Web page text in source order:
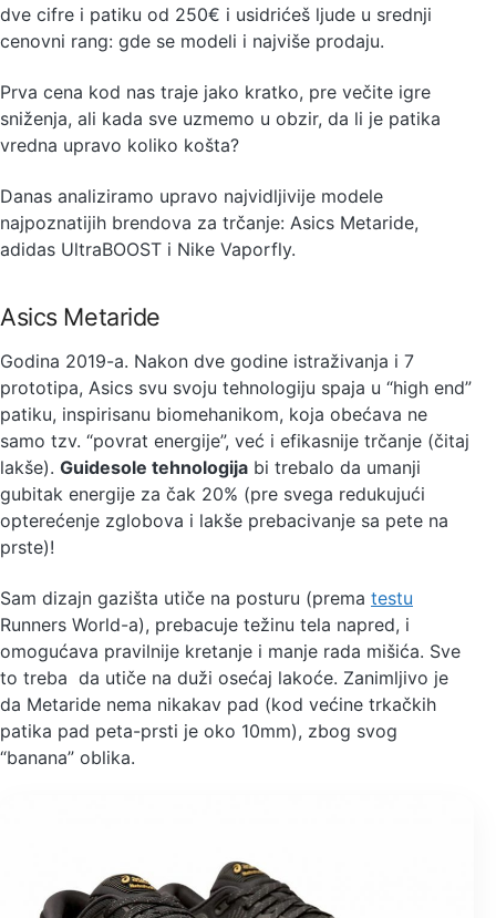
dve cifre i patiku od 250€ i usidrićeš ljude u srednji
cenovni rang: gde se modeli i najviše prodaju.
Prva cena kod nas traje jako kratko, pre večite igre
sniženja, ali kada sve uzmemo u obzir, da li je patika
vredna upravo koliko košta?
Danas analiziramo upravo najvidljivije modele
najpoznatijih brendova za trčanje: Asics Metaride,
adidas UltraBOOST i Nike Vaporfly.
Asics Metaride
Godina 2019-a. Nakon dve godine istraživanja i 7
prototipa, Asics svu svoju tehnologiju spaja u “high end”
patiku, inspirisanu biomehanikom, koja obećava ne
samo tzv. “povrat energije”, već i efikasnije trčanje (čitaj
lakše). Guidesole tehnologija bi trebalo da umanji
gubitak energije za čak 20% (pre svega redukujući
opterećenje zglobova i lakše prebacivanje sa pete na
prste)!
Sam dizajn gazišta utiče na posturu (prema testu
Runners World-a), prebacuje težinu tela napred, i
omogućava pravilnije kretanje i manje rada mišića. Sve
to treba da utiče na duži osećaj lakoće. Zanimljivo je
da Metaride nema nikakav pad (kod većine trkačkih
patika pad peta-prsti je oko 10mm), zbog svog
“banana” oblika.